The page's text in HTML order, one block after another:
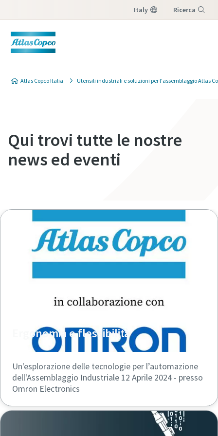
Italy Ricerca
Atlas Copco Italia Utensili industriali e soluzioni per l'assemblaggio Atlas
Qui trovi tutte le nostre
news ed eventi
Ergonomia e flessibilità
Un'esplorazione delle tecnologie per l’automazione
dell'Assemblaggio Industriale 12 Aprile 2024 - presso
Omron Electronics